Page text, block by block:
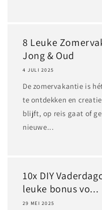
8 Leuke
Jong & Oud
4 JULI 2025
De zomervakantie is
te ontdekken en
blijft, op reis gaat of
nieuwe...
10x DIY
leuke bonus vo...
29 MEI 2025